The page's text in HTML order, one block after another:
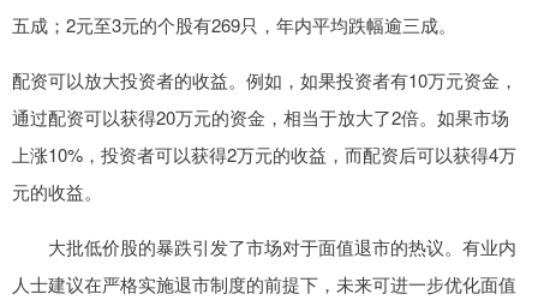
五成；2元至3元的个股有269只，年内平均跌幅逾三成。
配资可以放大投资者的收益。例如，如果投资者有10万元资金，
通过配资可以获得20万元的资金，相当于放大了2倍。如果市场
上涨10%，投资者可以获得2万元的收益，而配资后可以获得4万
元的收益。
大批低价股的暴跌引发了市场对于面值退市的热议。有业内
人士建议在严格实施退市制度的前提下，未来可进一步优化面值